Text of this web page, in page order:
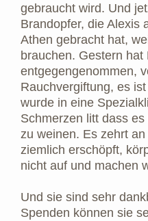
gebraucht wird. Und
Brandopfer, die Alexis
Athen gebracht hat,
brauchen. Gestern
entgegengenommen,
Rauchvergiftung, es
wurde in eine
Schmerzen litt dass
zu weinen. Es zehrt
ziemlich erschöpft,
nicht auf und machen
Und sie sind sehr
Spenden können sie